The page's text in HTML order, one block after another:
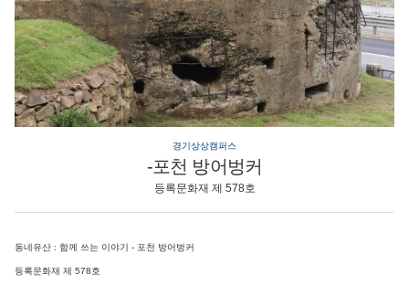
경기상상캠퍼스
-포천 방어벙커
등록문화재 제 578호
동네유산 : 함께 쓰는 이야기 - 포천 방어벙커
등록문화재 제 578호